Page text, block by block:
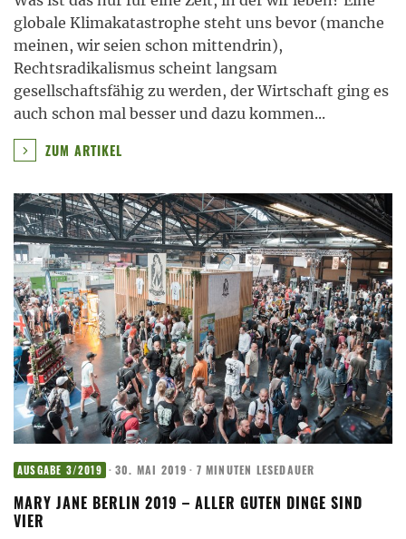
globale Klimakatastrophe steht uns bevor (manche
meinen, wir seien schon mittendrin),
Rechtsradikalismus scheint langsam
gesellschaftsfähig zu werden, der Wirtschaft ging es
auch schon mal besser und dazu kommen...
ZUM ARTIKEL
AUSGABE 3/2019 · 30. MAI 2019 · 7 MINUTEN LESEDAUER
MARY JANE BERLIN 2019 – ALLER GUTEN DINGE SIND
VIER